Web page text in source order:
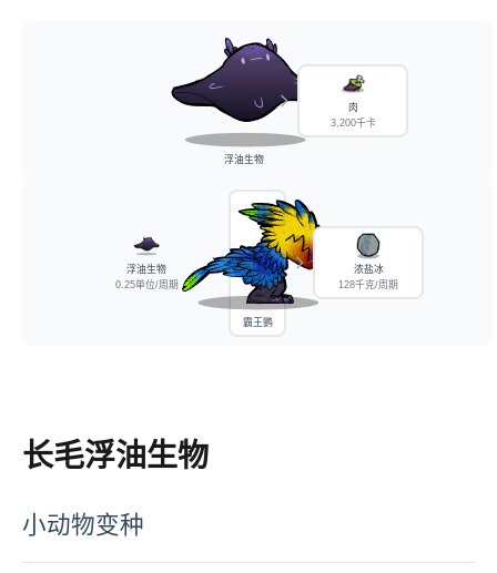
浮油生物
肉
3,200千卡
浮油生物
0.25单位/周期
霸王鹦
浓盐冰
128千克/周期
长毛浮油生物
小动物变种